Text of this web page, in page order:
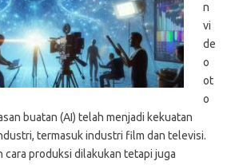
n
vi
de
o
ot
o
buatan (AI) telah menjadi kekuatan
termasuk industri film dan televisi.
cara produksi dilakukan tetapi juga